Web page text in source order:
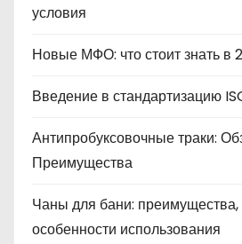
условия
Новые МФО: что стоит знать в
Введение в стандартизацию
Антипробуксовочные траки:
Преимущества
Чаны для бани:
особенности использования